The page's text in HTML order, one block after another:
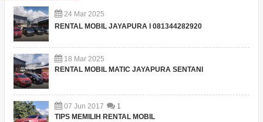
24 Mar 2025
RENTAL MOBIL JAYAPURA I 081344282920
18 Mar 2025
RENTAL MOBIL MATIC JAYAPURA SENTANI
07 Jun 2017
1
TIPS MEMILIH RENTAL MOBIL